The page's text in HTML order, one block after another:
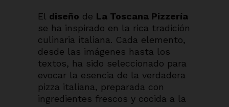
El diseño de La Toscana Pizzería
se ha inspirado en la rica tradición
culinaria italiana. Cada elemento,
desde las imágenes hasta los
textos, ha sido seleccionado para
evocar la esencia de la verdadera
pizza italiana, preparada con
ingredientes frescos y cocida a la